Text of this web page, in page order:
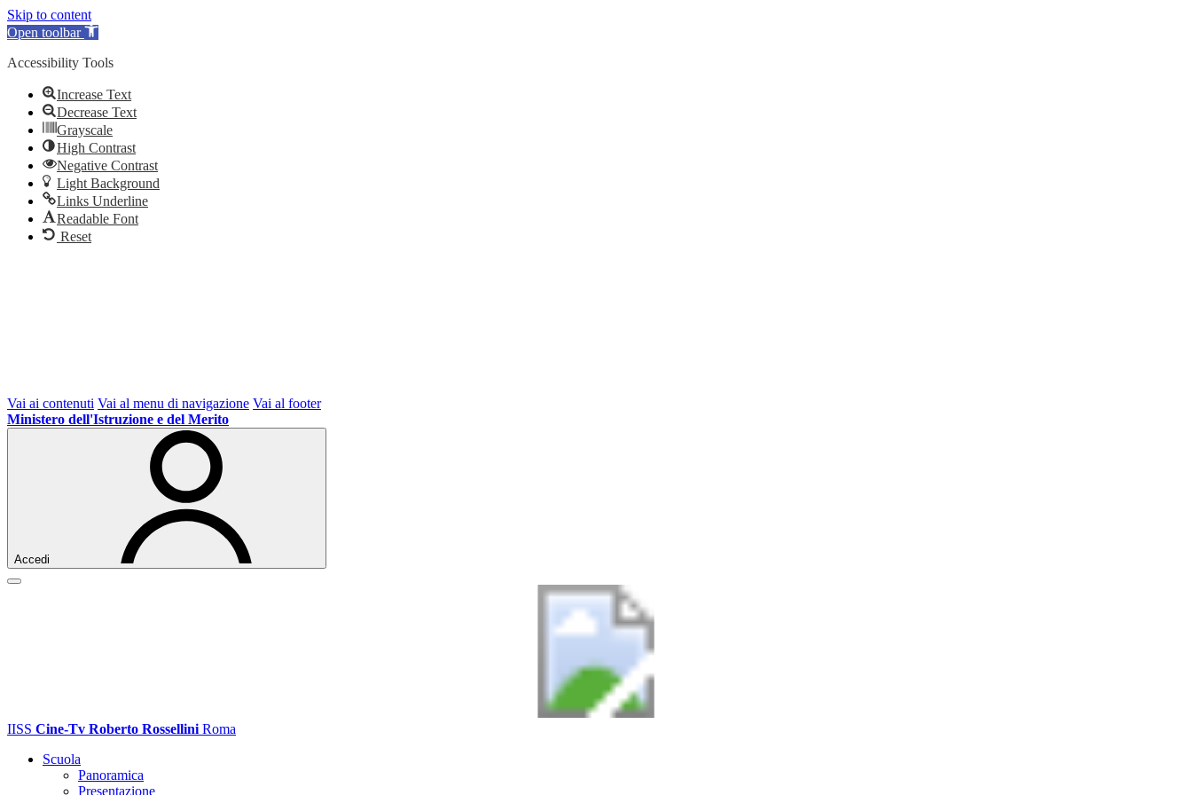
Skip to content
Open toolbar
Accessibility Tools
Increase Text
Decrease Text
Grayscale
High Contrast
Negative Contrast
Light Background
Links Underline
Readable Font
Reset
Vai ai contenuti Vai al menu di navigazione Vai al footer
Ministero dell'Istruzione e del Merito
Accedi
IISS Cine-Tv Roberto Rossellini Roma
Scuola
Panoramica
Presentazione